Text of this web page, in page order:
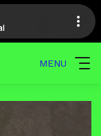
MENU